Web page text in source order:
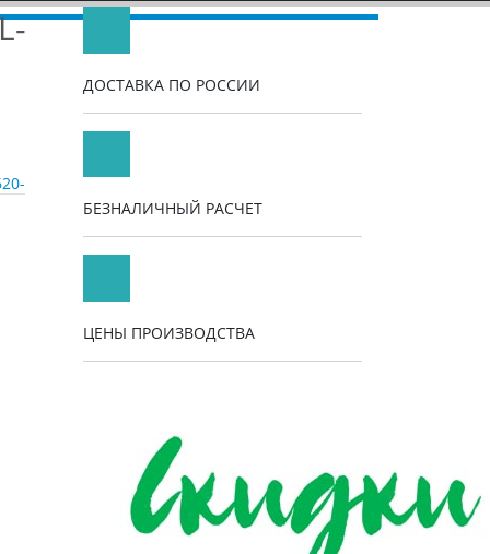
ДОСТАВКА ПО РОССИИ
БЕЗНАЛИЧНЫЙ РАСЧЕТ
ЦЕНЫ ПРОИЗВОДСТВА